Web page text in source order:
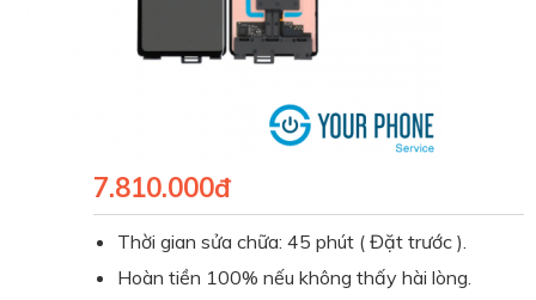
7.810.000đ
Thời gian sửa chữa: 45 phút ( Đặt trước ).
Hoàn tiền 100% nếu không thấy hài lòng.